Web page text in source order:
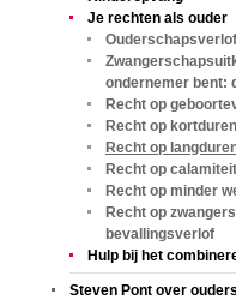
Je rechten als ouder
Ouderschapsverlof
ondernemer bent:
Recht op
Recht op
Recht op
Recht op
Recht op minder
Recht op
bevallingsverlof
Hulp bij het
Steven Pont over